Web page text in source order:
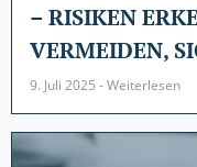
RISIKEN
ERMEIDEN,
9. Juli 2025 - Weiterlesen